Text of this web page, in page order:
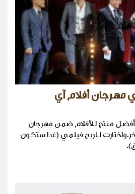
مهرجان أفلام آي
منتج للأفلام ضمن مهرجان
للربح فيلمي (غدا ستكون